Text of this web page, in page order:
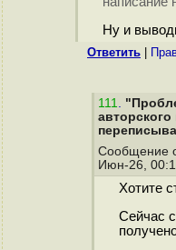
Ну и
Ответить
111.
авторского
Сообщение
Июн-26,
Хотите
Сейчас